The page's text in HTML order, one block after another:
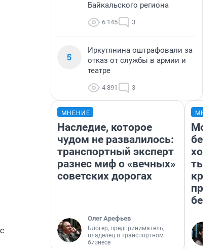
Байкальского региона
6 145 3
5
Иркутянина оштрафовали за
отказ от службы в армии и
театре
4 891 3
МНЕНИЕ
Наследие, которое
чудом не развалилось:
транспортный эксперт
разнес миф о «вечных»
советских дорогах
Олег Арефьев
Блогер, предприниматель,
владелец в транспортном
бизнесе
Мой